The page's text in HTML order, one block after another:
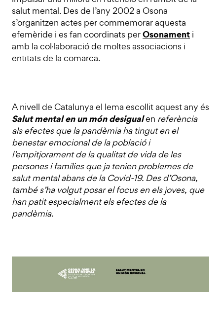
salut mental. Des de l’any 2002 a Osona
s’organitzen actes per commemorar aquesta
efemèride i es fan coordinats perOsonament i
amb la col·laboració de moltes associacions i
entitats de la comarca.
A nivell de Catalunya el lema escollit aquest any és
Salut mental en un món desigualen referència
als efectes que la pandèmia ha tingut en el
benestar emocional de la població i
l’empitjorament de la qualitat de vida de les
persones i famílies que ja tenien problemes de
salut mental abans de la Covid-19. Des d’Osona,
també s’ha volgut posar el focus en els joves, que
han patit especialment els efectes de la
pandèmia.